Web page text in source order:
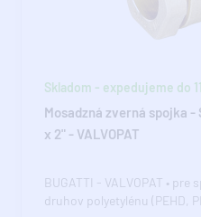
Skladom - expedujeme do
Mosadzná zverná spojka
x 2" - VALVOPAT
BUGATTI - VALVOPAT •
druhov polyetylénu (PEHD,